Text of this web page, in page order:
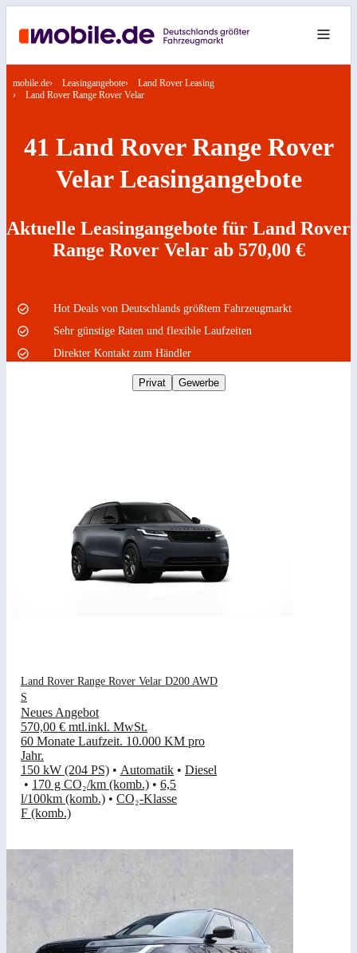
mobile.de Leasingangebote
Land Rover Leasing
Land Rover Range Rover Velar
41 Land Rover Range Rover
Velar Leasingangebote
Aktuelle Leasingangebote für Land Rover
Range Rover Velar ab 570,00 €
Hot Deals von Deutschlands größtem Fahrzeugmarkt
Sehr günstige Raten und flexible Laufzeiten
Direkter Kontakt zum Händler
Privat Gewerbe
Land Rover Range Rover Velar D200 AWD
S
Neues Angebot
570,00 € mtl.inkl. MwSt.
60 Monate Laufzeit. 10.000 KM pro
Jahr.
150 kW (204 PS) • Automatik • Diesel
• 170 g CO₂/km (komb.) • 6,5
l/100km (komb.) • CO₂-Klasse
F (komb.)